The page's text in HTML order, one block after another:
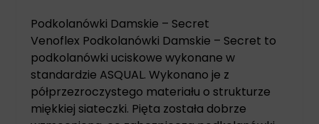
Podkolanówki Damskie – Secret
Venoflex Podkolanówki Damskie – Secret to
podkolanówki uciskowe wykonane w
standardzie ASQUAL. Wykonano je z
półprzezroczystego materiału o strukturze
miękkiej siateczki. Pięta została dobrze